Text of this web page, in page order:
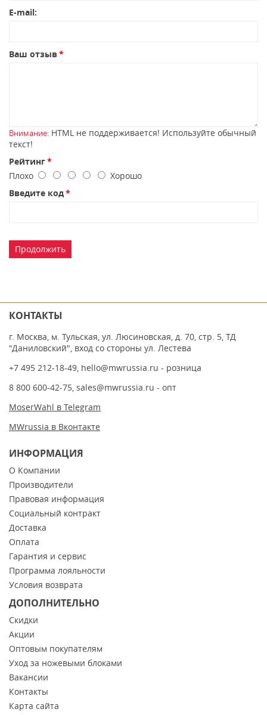
E-mail:
Ваш отзыв
Внимание: HTML не поддерживается! Используйте обычный
текст!
Рейтинг
Плохо
Хорошо
Введите код
Продолжить
КОНТАКТЫ
г. Москва, м. Тульская, ул. Люсиновская, д. 70, стр. 5, ТД
"Даниловский", вход со стороны ул. Лестева
+7 495 212-18-49, hello@mwrussia.ru - розница
8 800 600-42-75, sales@mwrussia.ru - опт
MoserWahl в Telegram
MWrussia в Вконтакте
ИНФОРМАЦИЯ
О Компании
Производители
Правовая информация
Социальный контракт
Доставка
Оплата
Гарантия и сервис
Программа лояльности
Условия возврата
ДОПОЛНИТЕЛЬНО
Скидки
Акции
Оптовым покупателям
Уход за ножевыми блоками
Вакансии
Контакты
Карта сайта